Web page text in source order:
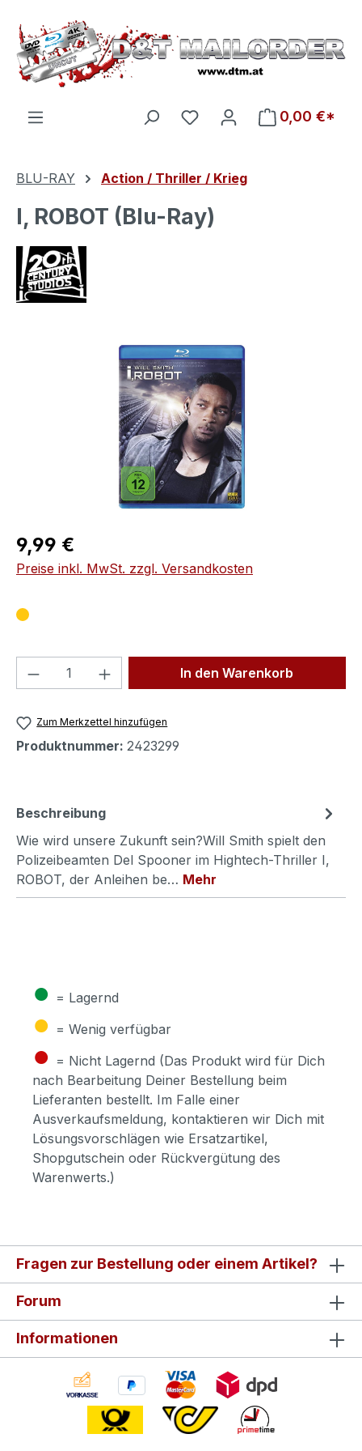
Zum Hauptinhalt springen
Du hast 0 Produkte auf
0,00 €*
BLU-RAY Action / Thriller / Krieg
I, ROBOT (Blu-Ray)
Bildergalerie überspringen
Regulärer Preis:
9,99 €
Preise inkl. MwSt. zzgl. Versandkosten
Produkt Anzahl: Gib denIn den Warenkorb
Zum Merkzettel hinzufügen
Produktnummer: 2423299
Beschreibung
Wie wird unsere Zukunft sein?Will Smith spielt den
Polizeibeamten Del Spooner im Hightech-Thriller I,
ROBOT, der Anleihen be… Mehr
● = Lagernd
● = Wenig verfügbar
● = Nicht Lagernd (Das Produkt wird für Dich
nach Bearbeitung Deiner Bestellung beim
Lieferanten bestellt. Im Falle einer
Ausverkaufsmeldung, kontaktieren wir Dich mit
Lösungsvorschlägen wie Ersatzartikel,
Shopgutschein oder Rückvergütung des
Warenwerts.)
Fragen zur Bestellung oder einem Artikel?
Forum
Informationen